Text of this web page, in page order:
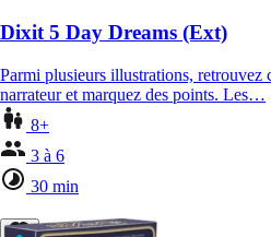
Dixit 5 Day Dreams (Ext)
Parmi plusieurs illustrations, retrouvez
narrateur et marquez des points. Les…
8+
3 à 6
30 min